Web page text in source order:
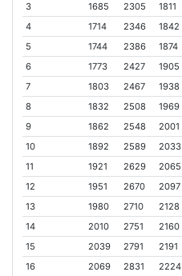
3
1685 2305 1811
4
1714 2346 1842
5
1744 2386 1874
6
1773 2427 1905
7
1803 2467 1938
8
1832 2508 1969
9
1862 2548 2001
10
1892 2589 2033
11
1921 2629 2065
12
1951 2670 2097
13
1980 2710 2128
14
2010 2751 2160
15
2039 2791 2191
16
2069 2831 2224